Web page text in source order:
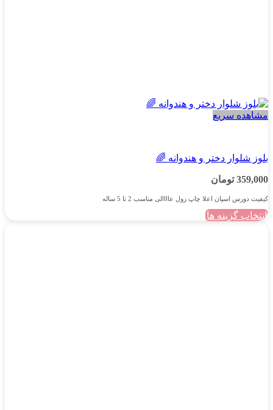
مشاهده سریع
بلوز شلوار دختر و هندوانه 🌈
359,000 تومان
کیفیت دورس اسپان اعلا چاپ زول عاااالی مناسب 2 تا 5 ساله
انتخاب گزینه ها